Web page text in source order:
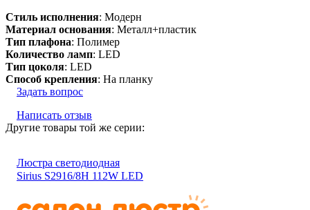
Стиль исполнения: Модерн
Материал основания: Металл+пластик
Тип плафона: Полимер
Количество ламп: LED
Тип цоколя: LED
Способ крепления: На планку
Задать вопрос
Написать отзыв
Другие товары той же серии:
Люстра светодиодная
Sirius S2916/8H 112W LED